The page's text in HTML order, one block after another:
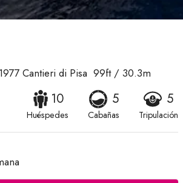
1977 Cantieri di Pisa 99ft/ 30.3m
10
Huéspedes
5
Cabañas
5
Tripulación